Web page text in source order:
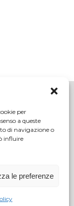
per
a queste
di navigazione o
influire
le preferenze